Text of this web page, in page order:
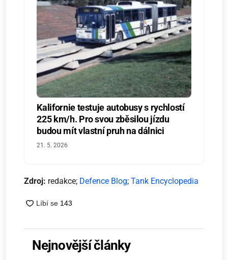
Kalifornie testuje autobusy s rychlostí
225 km/h. Pro svou zběsilou jízdu
budou mít vlastní pruh na dálnici
21. 5. 2026
Zdroj: redakce; Defence Blog;Tank Encyclopedia
Nejnovější články